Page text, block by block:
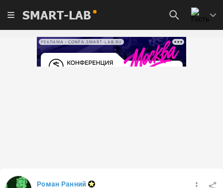
SMART-LAB
РЕКЛАМА • CONFA.SMART-LAB.RU
Роман Ранний